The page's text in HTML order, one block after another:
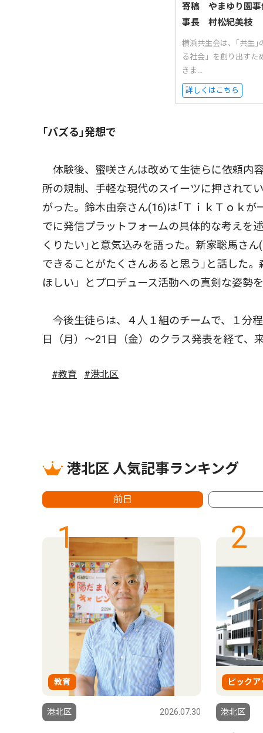
寄稿 やまゆり園
事長 村松紀美枝
横浜共生会は、｢共生｣
る社会」を創り出すた
きま...
詳しくはこちら
｢バズる｣発想で
体験後、蜜咲さんは改めて生徒らに依頼内
所の規制、手軽な現代のスイーツに押されて
がった。鈴木由奈さん(16)は｢ＴｉｋＴｏｋ
でに発信プラットフォームの具体的な考えを
くりたい｣と意気込みを語った。新家聡馬さ
できることがたくさんあると思う｣と話した
ほしい」とプロデュース活動への真剣な姿勢
今後生徒らは、４人１組のチームで、１分
日（月）〜21日（金）のクラス発表を経て、
#教育 #港北区
港北区 人気記事ランキング
前日
1
教育
港北区 2026.07.30
2
ピック
港北区